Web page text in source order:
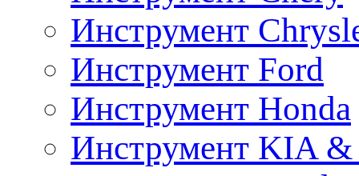
Инструмент
Инструмент Ford
Инструмент Honda
Инструмент KIA